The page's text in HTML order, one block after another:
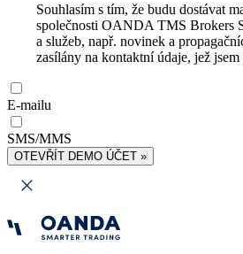
Souhlasím s tím, že budu dostávat
společnosti OANDA TMS Brokers
a služeb, např. novinek a
zasílány na kontaktní údaje, jež
E-mailu
SMS/MMS
OTEVŘÍT DEMO ÚČET »